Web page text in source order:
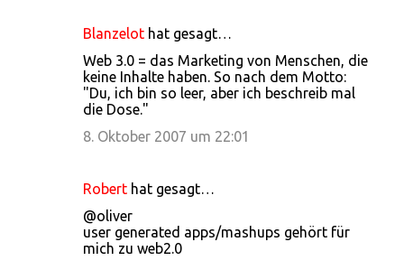
Blanzelot hat gesagt…
Web 3.0 = das Marketing von Menschen, die
keine Inhalte haben. So nach dem Motto:
"Du, ich bin so leer, aber ich beschreib mal
die Dose."
8. Oktober 2007 um 22:01
Robert hat gesagt…
@oliver
user generated apps/mashups gehört für
mich zu web2.0